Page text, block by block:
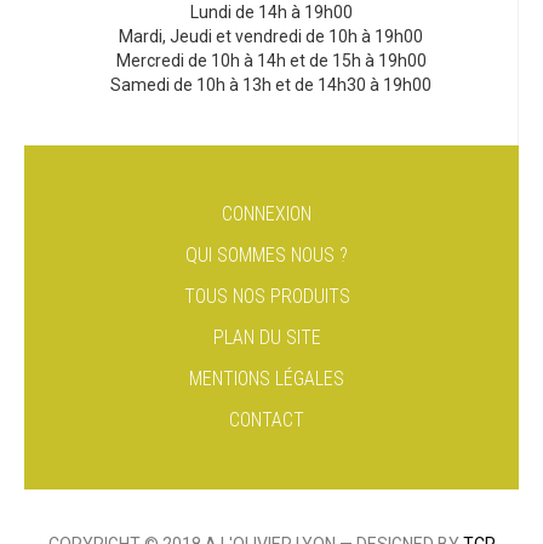
Lundi de 14h à 19h00
Mardi, Jeudi et vendredi de 10h à 19h00
Mercredi de 10h à 14h et de 15h à 19h00
Samedi de 10h à 13h et de 14h30 à 19h00
CONNEXION
QUI SOMMES NOUS ?
TOUS NOS PRODUITS
PLAN DU SITE
MENTIONS LÉGALES
CONTACT